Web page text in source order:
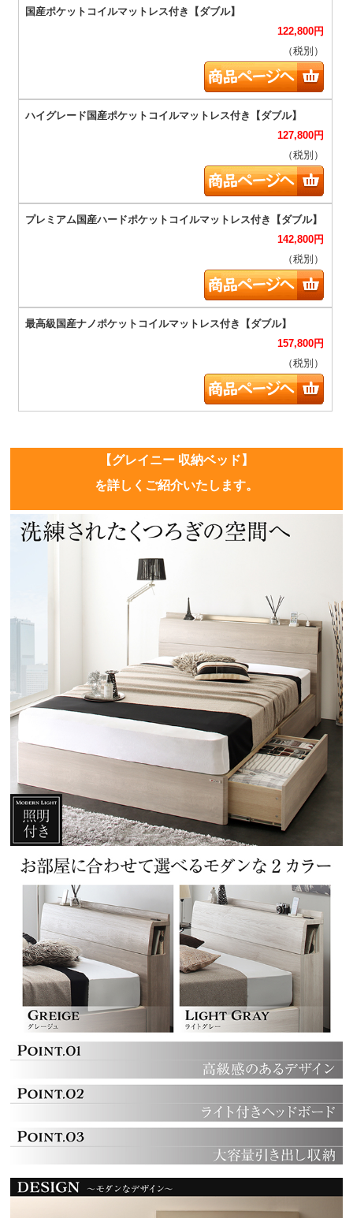
122,800円
（税別）
127,800円
（税別）
142,800円
（税別）
157,800円
（税別）
【グレイニー 収納ベッド】
を詳しくご紹介いたします。